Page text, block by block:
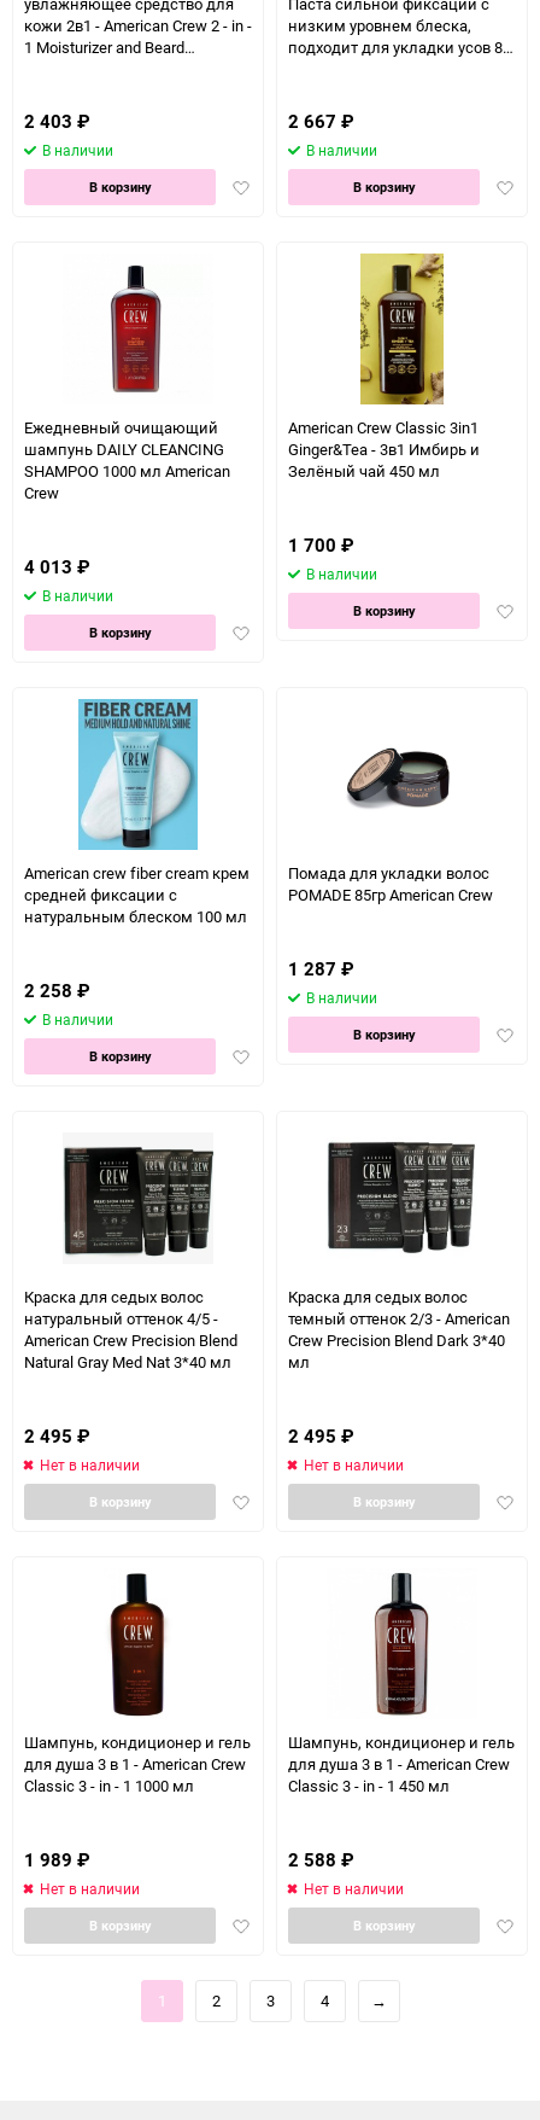
кожи 2в1 - American Crew 2 - in -
1 Moisturizer and Beard
2 403 ₽
В наличии
Добавить
В корзину
низким уровнем блеска,
подходит для укладки усов 85
2 667 ₽
В наличии
В корзину
Ежедневный очищающий
шампунь DAILY CLEANCING
SHAMPOO 1000 мл American
Crew
4 013 ₽
В наличии
Добавить
В корзину
American Crew Classic 3in1
Ginger&Tea - 3в1 Имбирь и
Зелёный чай 450 мл
1 700 ₽
В наличии
В корзину
American crew fiber cream крем
средней фиксации с
натуральным блеском 100 мл
2 258 ₽
В наличии
Добавить
В корзину
Помада для укладки волос
POMADE 85гр American Crew
1 287 ₽
В наличии
В корзину
Краска для седых волос
натуральный оттенок 4/5 -
American Crew Precision Blend
Natural Gray Med Nat 3*40 мл
2 495 ₽
Нет в наличии
Добавить
В корзину
Краска для седых волос
темный оттенок 2/3 - American
Crew Precision Blend Dark 3*40
мл
2 495 ₽
Нет в наличии
В корзину
Шампунь, кондиционер и гель
для душа 3 в 1 - American Crew
Classic 3 - in - 1 1000 мл
1 989 ₽
Нет в наличии
Добавить
В корзину
Шампунь, кондиционер и гель
для душа 3 в 1 - American Crew
Classic 3 - in - 1 450 мл
2 588 ₽
Нет в наличии
В корзину
1 2 3 4 →